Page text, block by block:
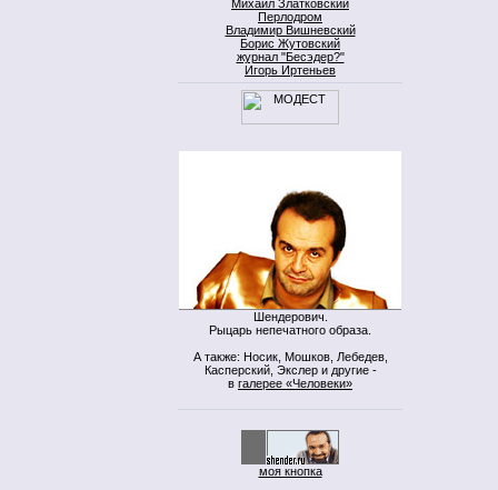
Михаил Златковский
Перлодром
Владимир Вишневский
Борис Жутовский
журнал "Бесэдер?"
Игорь Иртеньев
Шендерович.
Рыцарь непечатного образа.
А также: Носик, Мошков, Лебедев,
Касперский, Экслер и другие -
в галерее «Человеки»
моя кнопка